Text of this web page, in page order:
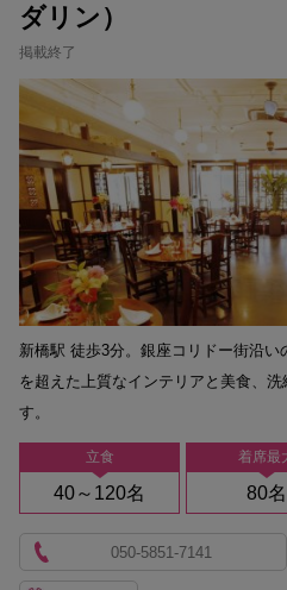
ダリン）
掲載終了
立食
40～120名
着席最
80名
新橋駅 徒歩3分。銀座コリドー街沿
を超えた上質なインテリアと美食、
す。
050-5851-7141